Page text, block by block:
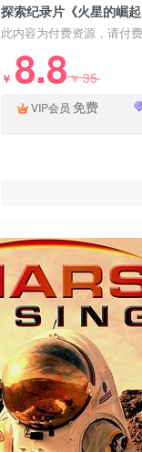
探索纪录片《火星的崛
此内容为付费资源，请付
￥ 8.8￥35
VIP会员 免费